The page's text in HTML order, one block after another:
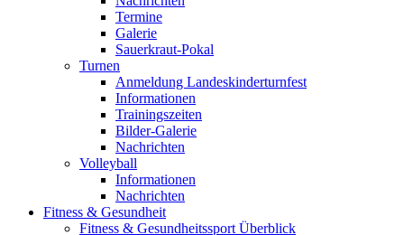
Termine
Galerie
Sauerkraut-Pokal
Turnen
Anmeldung Landeskinderturnfest
Informationen
Trainingszeiten
Bilder-Galerie
Nachrichten
Volleyball
Informationen
Nachrichten
Fitness & Gesundheit
Fitness & Gesundheitssport Überblick